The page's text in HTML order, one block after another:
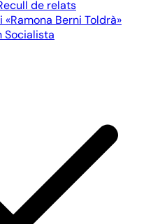
de relats
Berni Toldrà»
Socialista